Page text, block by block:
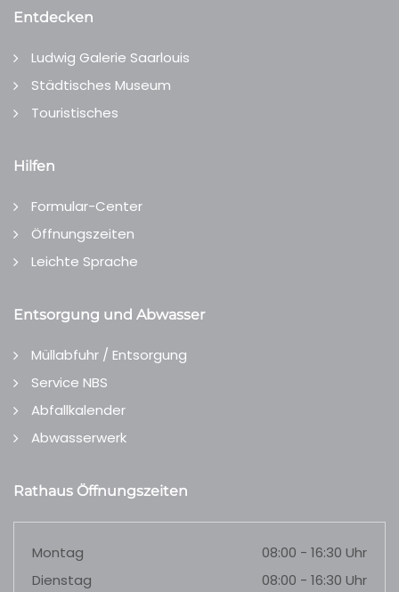
Entdecken
Ludwig Galerie Saarlouis
Städtisches Museum
Touristisches
Hilfen
Formular-Center
Öffnungszeiten
Leichte Sprache
Entsorgung und Abwasser
Müllabfuhr / Entsorgung
Service NBS
Abfallkalender
Abwasserwerk
Rathaus Öffnungszeiten
Montag
08:00 - 16:30 Uhr
Dienstag
08:00 - 16:30 Uhr